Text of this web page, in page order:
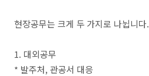
현장공무는 크게 두 가지로 나뉩니다.
1. 대외공무
* 발주처, 관공서 대응